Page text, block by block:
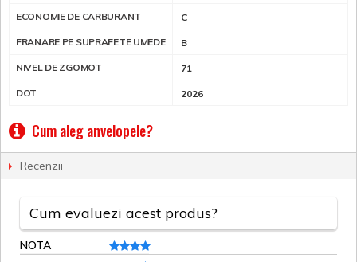
ECONOMIE DE CARBURANT C
FRANARE PE SUPRAFETE UMEDE B
NIVEL DE ZGOMOT 71
DOT 2026
Cum aleg anvelopele?
Recenzii
Cum evaluezi acest produs?
NOTA